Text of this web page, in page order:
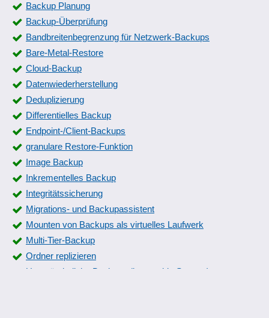
Backup Planung
Backup-Überprüfung
Bandbreitenbegrenzung für Netzwerk-Backups
Bare-Metal-Restore
Cloud-Backup
Datenwiederherstellung
Deduplizierung
Differentielles Backup
Endpoint-/Client-Backups
granulare Restore-Funktion
Image Backup
Inkrementelles Backup
Integritätssicherung
Migrations- und Backupassistent
Mounten von Backups als virtuelles Laufwerk
Multi-Tier-Backup
Ordner replizieren
Unveränderliche Backups (immutable Storage)